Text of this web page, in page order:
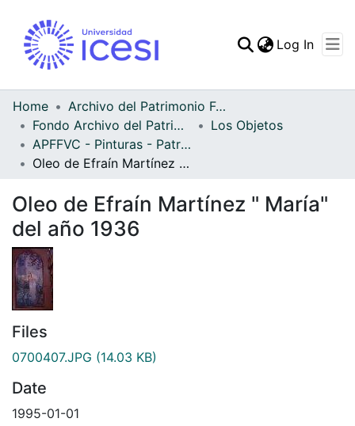
Statistics
Log In
Home
Archivo del Patrimonio Fotográfico y Fílmico del Valle del Cauca
Fondo Archivo del Patrimonio Fotográfico y Fílmico del Valle del Cauca
Los Objetos
APFFVC - Pinturas - Patrimonial
Oleo de Efraín Martínez " María" del año 1936
Oleo de Efraín Martínez " María"
del año 1936
Files
0700407.JPG (14.03 KB)
Date
1995-01-01